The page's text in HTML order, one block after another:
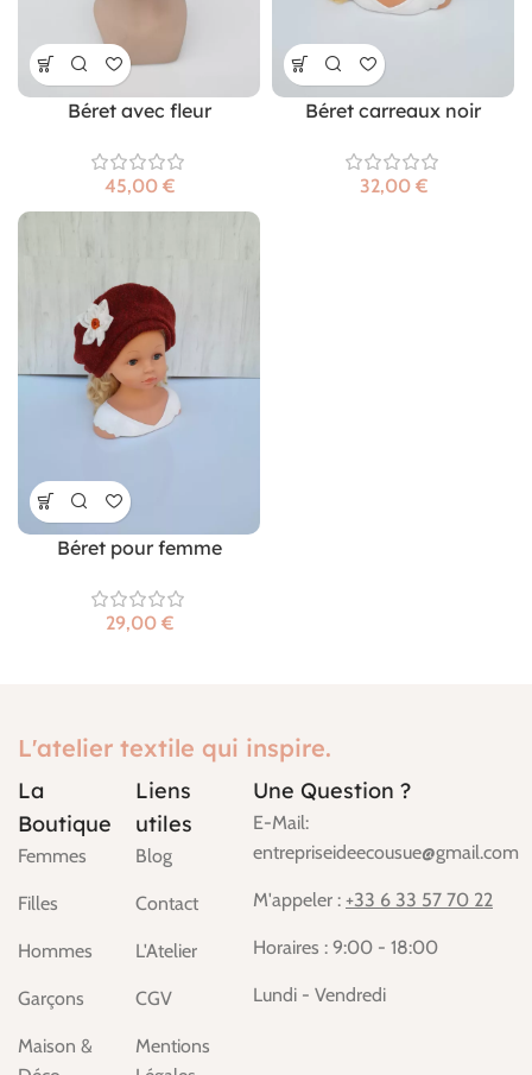
Béret avec fleur
€
Béret carreaux noir
€
Béret pour femme
€
L'atelier textile qui inspire.
La
Boutique
Femmes
Filles
Hommes
Garçons
Maison &
Liens
utiles
Blog
Contact
L'Atelier
CGV
Mentions
Une Question ?
E-Mail:
entrepriseideecousue@gmail.com
M'appeler : +33 6 33 57 70 22
Horaires : 9:00 - 18:00
Lundi - Vendredi